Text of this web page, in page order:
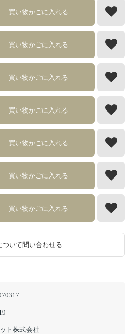
ト株式会社
買い物かごに入れる
買い物かごに入れる
買い物かごに入れる
買い物かごに入れる
買い物かごに入れる
買い物かごに入れる
買い物かごに入れる
ついて問い合わせる